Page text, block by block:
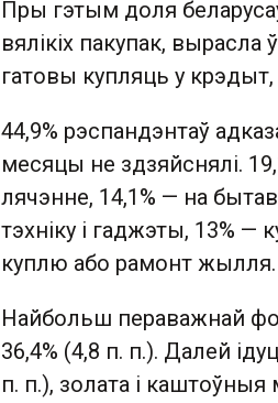
Пры гэтым доля
вялікіх пакупак, вырасла
гатовы купляць у
44,9% рэспандэнтаў
месяцы не здзяйснялі.
лячэнне, 14,1% — на
тэхніку і гаджэты, 13% —
куплю або рамонт жылля.
Найбольш пераважнай
36,4% (4,8 п. п.). Далей
п. п.), золата і каштоўныя